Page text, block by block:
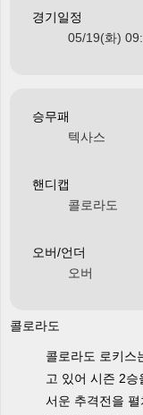
경기일정
05/19(화)
승무패
텍사스
핸디캡
콜로라도
오버/언더
오버
콜로라도
콜로라도 로키스
고 있어 시즌 2승
서운 추격전을